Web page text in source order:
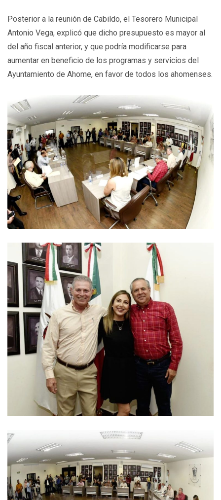
Posterior a la reunión de Cabildo, el Tesorero Municipal
Antonio Vega, explicó que dicho presupuesto es mayor al
del año fiscal anterior, y que podría modificarse para
aumentar en beneficio de los programas y servicios del
Ayuntamiento de Ahome, en favor de todos los ahomenses.